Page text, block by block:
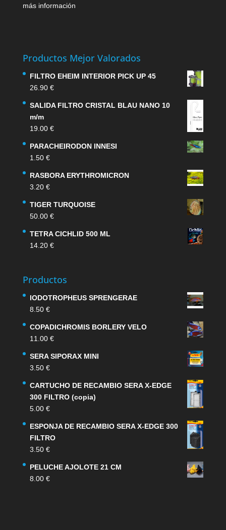
más información
Productos Mejor Valorados
FILTRO EHEIM INTERIOR PICK UP 45
26.90 €
SALIDA FILTRO CRISTAL BLAU NANO 10
m/m
19.00 €
PARACHEIRODON INNESI
1.50 €
RASBORA ERYTHROMICRON
3.20 €
TIGER TURQUOISE
50.00 €
TETRA CICHLID 500 ML
14.20 €
Productos
IODOTROPHEUS SPRENGERAE
8.50 €
COPADICHROMIS BORLERY VELO
11.00 €
SERA SIPORAX MINI
3.50 €
CARTUCHO DE RECAMBIO SERA X-EDGE
300 FILTRO (copia)
5.00 €
ESPONJA DE RECAMBIO SERA X-EDGE 300
FILTRO
3.50 €
PELUCHE AJOLOTE 21 CM
8.00 €